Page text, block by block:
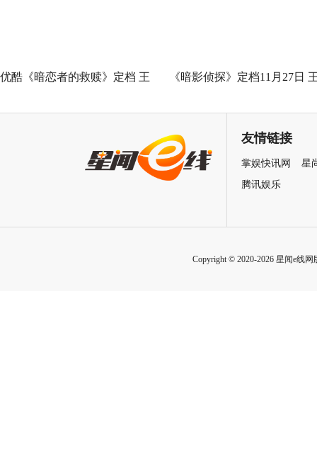
优酷《暗恋者的救赎》定档 王 《暗影侦探》定档11月27日
友情链接
掌娱快讯网
星
腾讯娱乐
Copyright © 2020-2026 星闻e线